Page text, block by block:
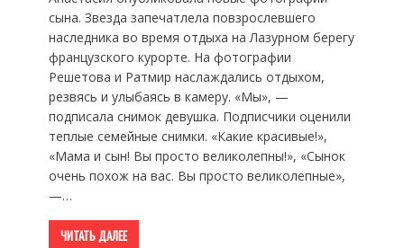
сына. Звезда запечатлела повзрослевшего
наследника во время отдыха на Лазурном берегу
французского курорте. На фотографии
Решетова и Ратмир наслаждались отдыхом,
резвясь и улыбаясь в камеру. «Мы», —
подписала снимок девушка. Подписчики оценили
теплые семейные снимки. «Какие красивые!»,
«Мама и сын! Вы просто великолепны!», «Сынок
очень похож на вас. Вы просто великолепные»,
—…
ЧИТАТЬ ДАЛЕЕ